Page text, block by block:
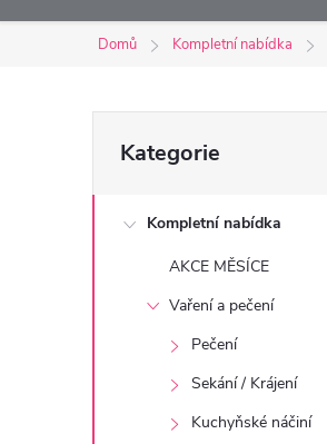
Domů Kompletní nabídka
o
kategorie
Kategorie
Kompletní nabídka
AKCE MĚSÍCE
Vaření a pečení
Pečení
Sekání / Krájení
Kuchyňské náčiní